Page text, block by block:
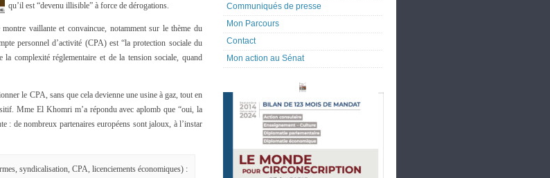
qu’il est “devenu illisible” à force de dérogations.
vaillante et convaincue, notamment sur le thème du
personnel d’activité (CPA) est “la protection sociale du
complexité réglementaire et de la tension sociale, quand
le CPA, sans que cela devienne une usine à gaz, tout en
Mme El Khomri m’a répondu avec aplomb que “oui, la
: de nombreux partenaires européens sont jaloux, à l’instar
syndicalisation, CPA, licenciements économiques) :
Communiqués de presse
Mon Parcours
Contact
Mon action au Sénat